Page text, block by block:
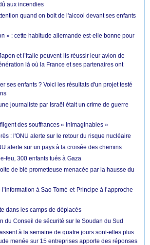
aux incendies
quand on boit de l'alcool devant ses enfants
» : cette habitude allemande est-elle bonne pour
et l’Italie peuvent-ils réussir leur avion de
là où la France et ses partenaires ont
ses enfants ? Voici les résultats d'un projet testé
journaliste par Israël était un crime de guerre
des souffrances « inimaginables »
: l'ONU alerte sur le retour du risque nucléaire
alerte sur un pays à la croisée des chemins
feu, 300 enfants tués à Gaza
de blé prometteuse menacée par la hausse du
à Sao Tomé-et-Principe à l’approche
dans les camps de déplacés
du Conseil de sécurité sur le Soudan du Sud
à la semaine de quatre jours sont-elles plus
menée sur 15 entreprises apporte des réponses